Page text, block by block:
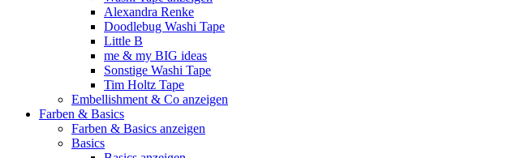
Alexandra Renke
Doodlebug Washi Tape
Little B
me & my BIG ideas
Sonstige Washi Tape
Tim Holtz Tape
Embellishment & Co anzeigen
Farben & Basics
Farben & Basics anzeigen
Basics